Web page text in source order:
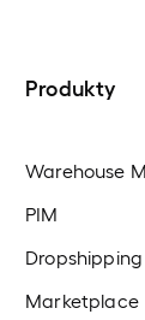
Produkty
Warehouse
PIM
Dropshipping
Marketplace